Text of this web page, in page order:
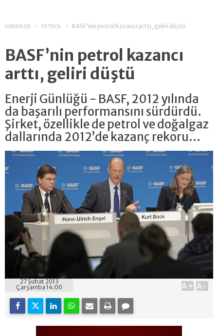
HABERLER PETROL BASF’nin petrol kazancı arttı, geliri düştü
BASF’nin petrol kazancı
arttı, geliri düştü
Enerji Günlüğü - BASF, 2012 yılında
da başarılı performansını sürdürdü.
Şirket, özellikle de petrol ve doğalgaz
dallarında 2012’de kazanç rekoru...
27 Şubat 2013
Çarşamba 14:00
A+ A-